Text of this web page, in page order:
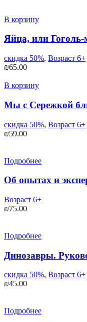
В корзину
Яйца, или
скидка 50%, Возраст 6+
₪65.00
В корзину
Мы с Сережкой
скидка 50%, Возраст 6+
₪59.00
Подробнее
Об опытах и
Возраст 6+
₪75.00
Подробнее
Динозавры.
скидка 50%, Возраст 6+
₪45.00
Подробнее